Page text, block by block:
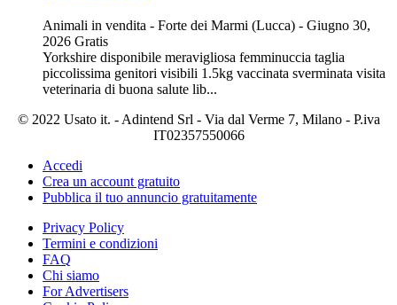
Animali in vendita - Forte dei Marmi (Lucca) - Giugno 30,
2026 Gratis
Yorkshire disponibile meravigliosa femminuccia taglia
piccolissima genitori visibili 1.5kg vaccinata sverminata visita
veterinaria di buona salute lib...
© 2022 Usato it. - Adintend Srl - Via dal Verme 7, Milano - P.iva
IT02357550066
Accedi
Crea un account gratuito
Pubblica il tuo annuncio gratuitamente
Privacy Policy
Termini e condizioni
FAQ
Chi siamo
For Advertisers